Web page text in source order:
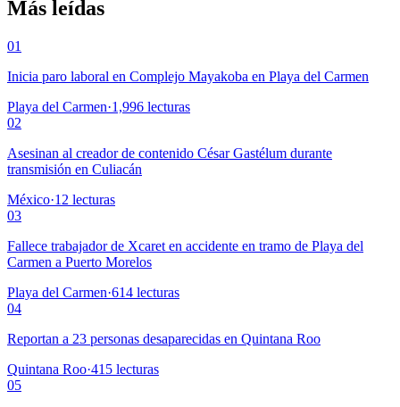
Más leídas
01
Inicia paro laboral en Complejo Mayakoba en Playa del Carmen
Playa del Carmen·1,996 lecturas
02
Asesinan al creador de contenido César Gastélum durante
transmisión en Culiacán
México·12 lecturas
03
Fallece trabajador de Xcaret en accidente en tramo de Playa del
Carmen a Puerto Morelos
Playa del Carmen·614 lecturas
04
Reportan a 23 personas desaparecidas en Quintana Roo
Quintana Roo·415 lecturas
05